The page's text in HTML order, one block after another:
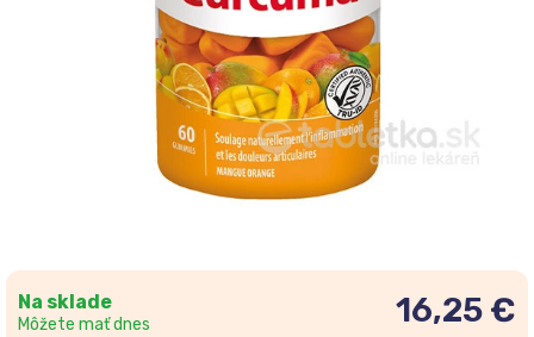
Na sklade
Môžete mať dnes 16,25 €